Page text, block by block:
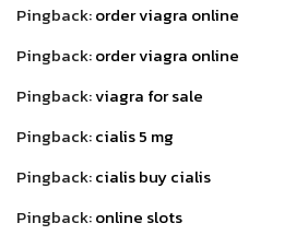
Pingback:order viagra online
Pingback:order viagra online
Pingback:viagra for sale
Pingback:cialis 5 mg
Pingback:cialis buy cialis
Pingback:online slots